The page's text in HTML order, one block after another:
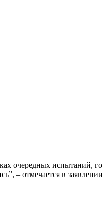
очередных испытаний,
– отмечается в